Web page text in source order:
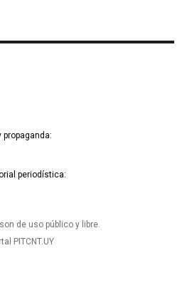
periodística:
de uso público y libre.
PITCNT.UY